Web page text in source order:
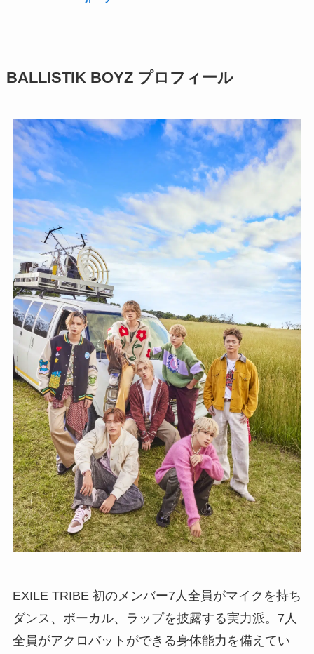
BALLISTIK BOYZ プロフィール
EXILE TRIBE 初のメンバー7人全員がマイクを持ち
ダンス、ボーカル、ラップを披露する実力派。7人
全員がアクロバットができる身体能力を備えてい